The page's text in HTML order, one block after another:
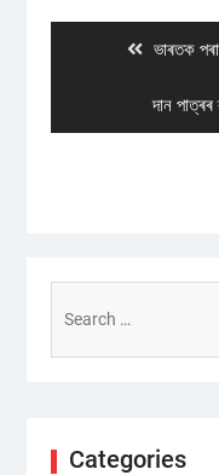
ভাৰতক
Next
post:
দান
for:
Categories